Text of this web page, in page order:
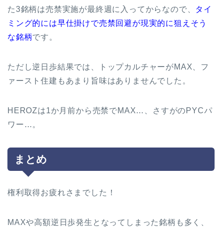
た3銘柄は売禁実施が最終週に入ってからなので、 タイ
ミング的には早仕掛けで売禁回避が現実的に狙えそう
な銘柄です。
ただし逆日歩結果では、トップカルチャーがMAX、フ
ァースト住建もあまり旨味はありませんでした。
HEROZは1か月前から売禁でMAX…、さすがのPYCパ
ワー…。
まとめ
権利取得お疲れさまでした！
MAXや高額逆日歩発生となってしまった銘柄も多く、